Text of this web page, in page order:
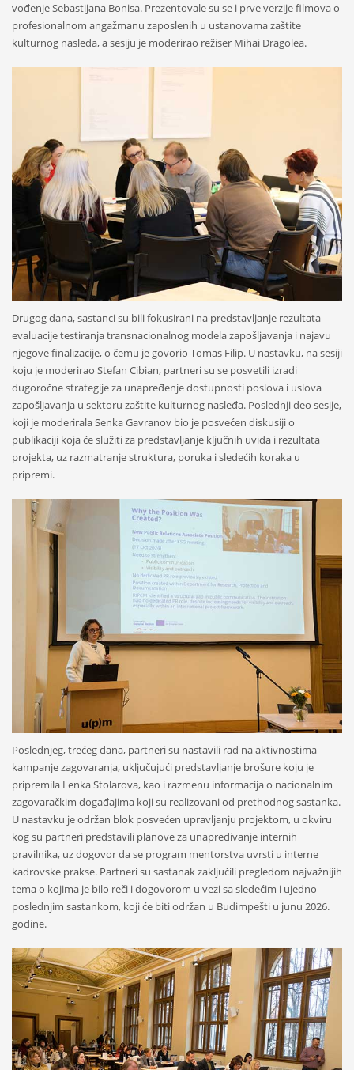
vođenje Sebastijana Bonisa. Prezentovale su se i prve verzije filmova o
profesionalnom angažmanu zaposlenih u ustanovama zaštite
kulturnog nasleđa, a sesiju je moderirao režiser Mihai Dragolea.
Drugog dana, sastanci su bili fokusirani na predstavljanje rezultata
evaluacije testiranja transnacionalnog modela zapošljavanja i najavu
njegove finalizacije, o čemu je govorio Tomas Filip. U nastavku, na sesiji
koju je moderirao Stefan Cibian, partneri su se posvetili izradi
dugoročne strategije za unapređenje dostupnosti poslova i uslova
zapošljavanja u sektoru zaštite kulturnog nasleđa. Poslednji deo sesije,
koji je moderirala Senka Gavranov bio je posvećen diskusiji o
publikaciji koja će služiti za predstavljanje ključnih uvida i rezultata
projekta, uz razmatranje struktura, poruka i sledećih koraka u
pripremi.
Poslednjeg, trećeg dana, partneri su nastavili rad na aktivnostima
kampanje zagovaranja, uključujući predstavljanje brošure koju je
pripremila Lenka Stolarova, kao i razmenu informacija o nacionalnim
zagovaračkim događajima koji su realizovani od prethodnog sastanka.
U nastavku je održan blok posvećen upravljanju projektom, u okviru
kog su partneri predstavili planove za unapređivanje internih
pravilnika, uz dogovor da se program mentorstva uvrsti u interne
kadrovske prakse. Partneri su sastanak zaključili pregledom najvažnijih
tema o kojima je bilo reči i dogovorom u vezi sa sledećim i ujedno
poslednjim sastankom, koji će biti održan u Budimpešti u junu 2026.
godine.